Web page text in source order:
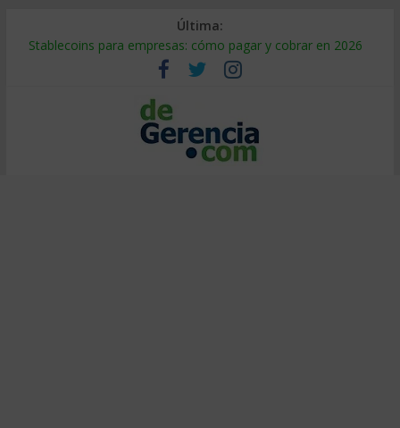
Última:
Stablecoins para empresas: cómo pagar y cobrar en 2026
Despido silencioso: qué es y por qué sale tan caro
IA en selección de personal: cómo auditarla a tiempo
Trabajo forzoso en la cadena de suministro: qué hacer
Mercado hispano de EE. UU.: cómo segmentarlo y venderle